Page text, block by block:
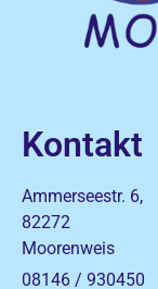
Kontakt
Ammerseestr. 6,
82272
Moorenweis
08146 / 930450